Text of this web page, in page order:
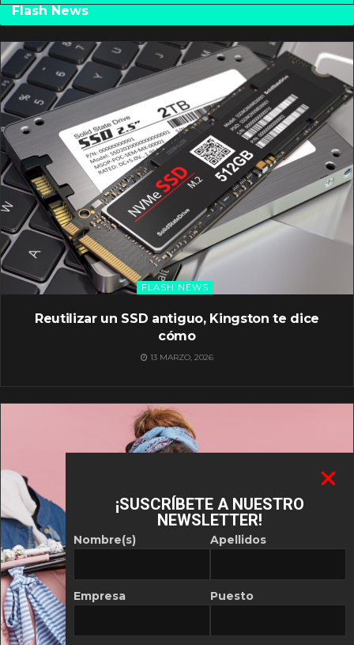
Flash News
FLASH NEWS
Reutilizar un SSD antiguo, Kingston te dice
cómo
13 MARZO, 2026
¡SUSCRÍBETE A NUESTRO
NEWSLETTER!
Nombre(s)
Empresa
Apellidos
Puesto